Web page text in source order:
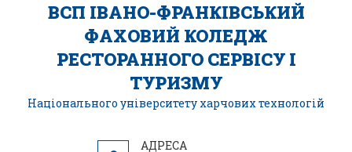
ВСП ІВАНО-ФРАНКІВСЬКИЙ
ФАХОВИЙ КОЛЕДЖ
РЕСТОРАННОГО СЕРВІСУ І
ТУРИЗМУ
Національного університету харчових технологій